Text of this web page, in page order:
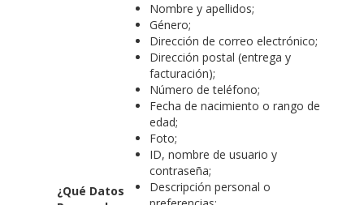
¿Qué Datos
Nombre y apellidos;
Género;
Dirección de correo electrónico;
Dirección postal (entrega y
facturación);
Número de teléfono;
Fecha de nacimiento o rango de
edad;
Foto;
ID, nombre de usuario y
contraseña;
Descripción personal o